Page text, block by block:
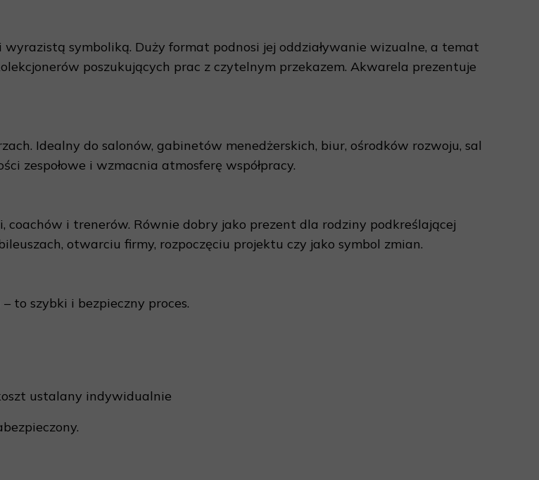
symboliką. Duży format podnosi jej oddziaływanie wizualne, a temat
poszukujących prac z czytelnym przekazem. Akwarela prezentuje
Idealny do salonów, gabinetów menedżerskich, biur, ośrodków rozwoju, sal
zespołowe i wzmacnia atmosferę współpracy.
coachów i trenerów. Równie dobry jako prezent dla rodziny podkreślającej
otwarciu firmy, rozpoczęciu projektu czy jako symbol zmian.
to szybki i bezpieczny proces.
ustalany indywidualnie